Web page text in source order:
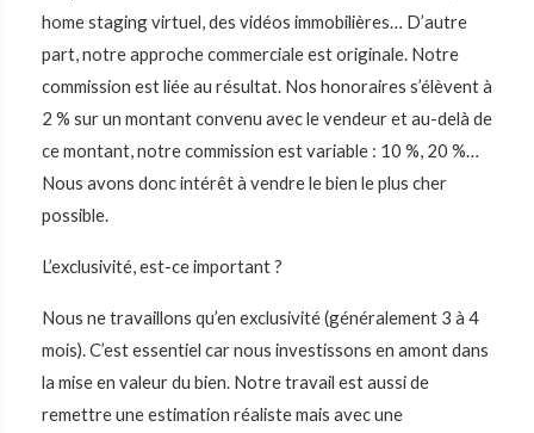
home staging virtuel, des vidéos immobilières… D’autre
part, notre approche commerciale est originale. Notre
commission est liée au résultat. Nos honoraires s’élèvent à
2 % sur un montant convenu avec le vendeur et au-delà de
ce montant, notre commission est variable : 10 %, 20 %…
Nous avons donc intérêt à vendre le bien le plus cher
possible.
L’exclusivité, est-ce important ?
Nous ne travaillons qu’en exclusivité (généralement 3 à 4
mois). C’est essentiel car nous investissons en amont dans
la mise en valeur du bien. Notre travail est aussi de
remettre une estimation réaliste mais avec une